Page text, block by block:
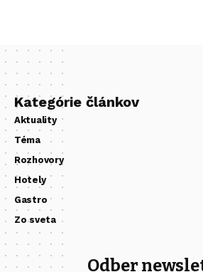
Kategórie článkov
Aktuality
Téma
Rozhovory
Hotely
Gastro
Zo sveta
Odber